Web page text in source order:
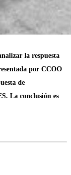
la respuesta
por CCOO
de
La conclusión es